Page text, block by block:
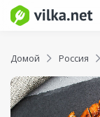
Домой Россия